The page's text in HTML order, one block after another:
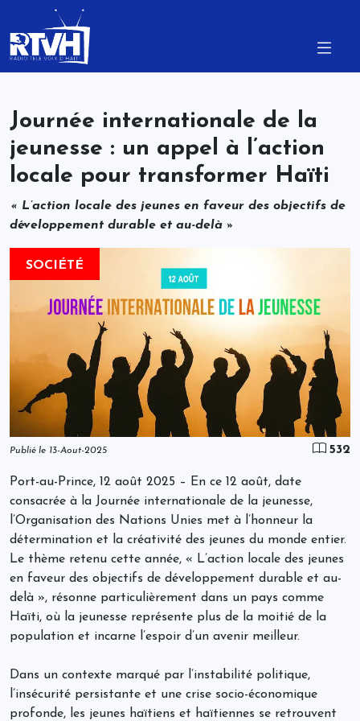
Journée internationale de la
jeunesse : un appel à l’action
locale pour transformer Haïti
« L’action locale des jeunes en faveur des objectifs de
développement durable et au-delà »
SOCIÉTÉ
Publié le 13-Aout-2025 532
Port-au-Prince, 12 août 2025 – En ce 12 août, date
consacrée à la Journée internationale de la jeunesse,
l’Organisation des Nations Unies met à l’honneur la
détermination et la créativité des jeunes du monde entier.
Le thème retenu cette année, « L’action locale des jeunes
en faveur des objectifs de développement durable et au-
delà », résonne particulièrement dans un pays comme
Haïti, où la jeunesse représente plus de la moitié de la
population et incarne l’espoir d’un avenir meilleur.
Dans un contexte marqué par l’instabilité politique,
l’insécurité persistante et une crise socio-économique
profonde, les jeunes haïtiens et haïtiennes se retrouvent